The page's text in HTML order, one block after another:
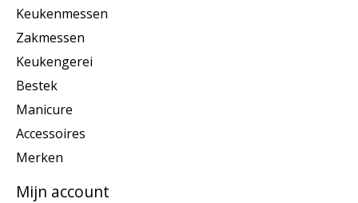
Keukenmessen
Zakmessen
Keukengerei
Bestek
Manicure
Accessoires
Merken
Mijn account